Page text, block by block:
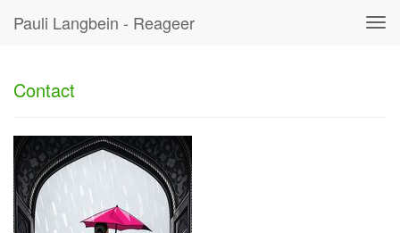
Pauli Langbein - Reageer
Contact